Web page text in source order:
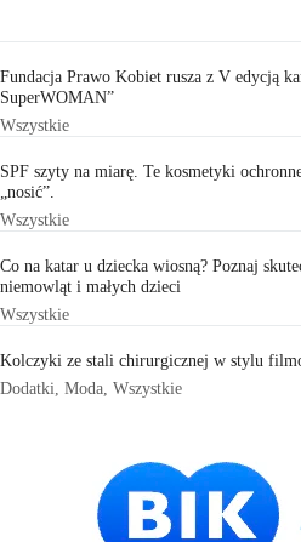
Fundacja Prawo Kobiet rusza z V edycją
SuperWOMAN”
Wszystkie
SPF szyty na miarę. Te kosmetyki
„nosić”.
Wszystkie
Co na katar u dziecka wiosną? Poznaj
niemowląt i małych dzieci
Wszystkie
Kolczyki ze stali chirurgicznej w stylu
Dodatki, Moda, Wszystkie